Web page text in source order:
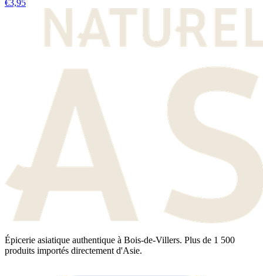
€3,95
Épicerie asiatique authentique à Bois-de-Villers. Plus de 1 500
produits importés directement d'Asie.